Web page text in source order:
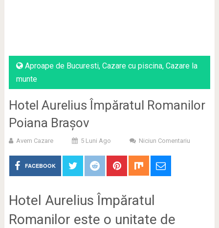
Aproape de Bucuresti, Cazare cu piscina, Cazare la
munte
Hotel Aurelius Împăratul Romanilor
Poiana Brașov
Avem Cazare 5 Luni Ago Niciun Comentariu
FACEBOOK
Hotel Aurelius Împăratul
Romanilor este o unitate de